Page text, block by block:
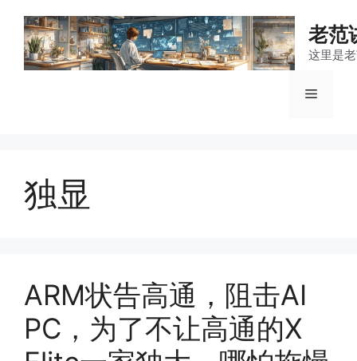
老范
这里是
菜
独显
ARM状告高通，阻击AI
PC，为了不让高通的X